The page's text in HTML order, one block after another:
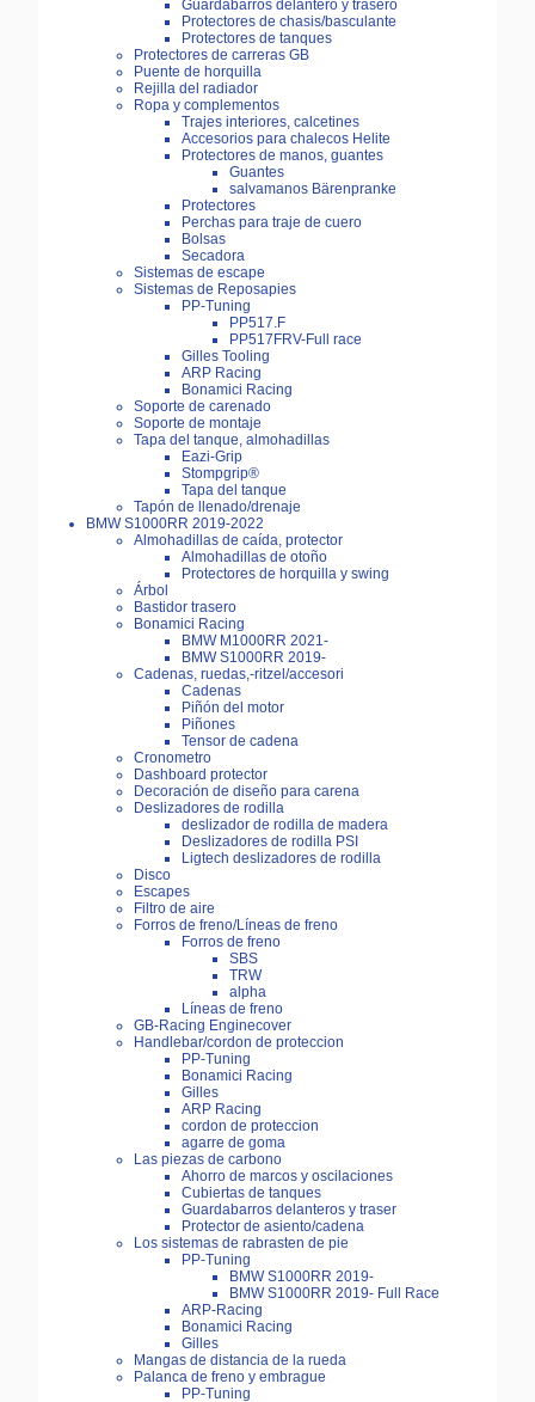
Guardabarros delantero y trasero
Protectores de chasis/basculante
Protectores de tanques
Protectores de carreras GB
Puente de horquilla
Rejilla del radiador
Ropa y complementos
Trajes interiores, calcetines
Accesorios para chalecos Helite
Protectores de manos, guantes
Guantes
salvamanos Bärenpranke
Protectores
Perchas para traje de cuero
Bolsas
Secadora
Sistemas de escape
Sistemas de Reposapies
PP-Tuning
PP517.F
PP517FRV-Full race
Gilles Tooling
ARP Racing
Bonamici Racing
Soporte de carenado
Soporte de montaje
Tapa del tanque, almohadillas
Eazi-Grip
Stompgrip®
Tapa del tanque
Tapón de llenado/drenaje
BMW S1000RR 2019-2022
Almohadillas de caída, protector
Almohadillas de otoño
Protectores de horquilla y swing
Árbol
Bastidor trasero
Bonamici Racing
BMW M1000RR 2021-
BMW S1000RR 2019-
Cadenas, ruedas,-ritzel/accesori
Cadenas
Piñón del motor
Piñones
Tensor de cadena
Cronometro
Dashboard protector
Decoración de diseño para carena
Deslizadores de rodilla
deslizador de rodilla de madera
Deslizadores de rodilla PSI
Ligtech deslizadores de rodilla
Disco
Escapes
Filtro de aire
Forros de freno/Líneas de freno
Forros de freno
SBS
TRW
alpha
Líneas de freno
GB-Racing Enginecover
Handlebar/cordon de proteccion
PP-Tuning
Bonamici Racing
Gilles
ARP Racing
cordon de proteccion
agarre de goma
Las piezas de carbono
Ahorro de marcos y oscilaciones
Cubiertas de tanques
Guardabarros delanteros y traser
Protector de asiento/cadena
Los sistemas de rabrasten de pie
PP-Tuning
BMW S1000RR 2019-
BMW S1000RR 2019- Full Race
ARP-Racing
Bonamici Racing
Gilles
Mangas de distancia de la rueda
Palanca de freno y embrague
PP-Tuning